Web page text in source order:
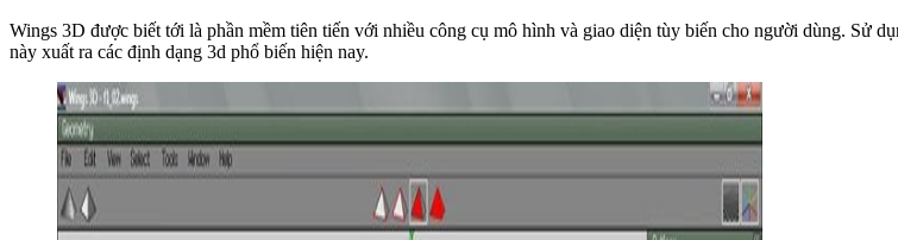
Wings 3D được biết tới là phần mềm tiên tiến với nhiều công cụ mô hình và giao diện tùy biến cho người dùng. Sử
này xuất ra các định dạng 3d phổ biến hiện nay.